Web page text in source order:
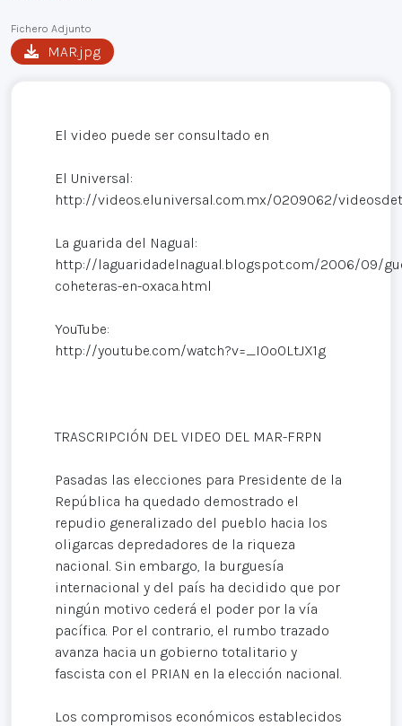
Fichero Adjunto
MAR.jpg
El video puede ser consultado en
El Universal:
http://videos.eluniversal.com.mx/0209062/
La guarida del Nagual:
http://laguaridadelnagual.blogspot.com/2006/09/
coheteras-en-oxaca.html
YouTube:
http://youtube.com/watch?v=_IOo0LtJX1g
TRASCRIPCIÓN DEL VIDEO DEL MAR-FRPN
Pasadas las elecciones para Presidente de la
República ha quedado demostrado el
repudio generalizado del pueblo hacia los
oligarcas depredadores de la riqueza
nacional. Sin embargo, la burguesía
internacional y del país ha decidido que por
ningún motivo cederá el poder por la vía
pacífica. Por el contrario, el rumbo trazado
avanza hacia un gobierno totalitario y
fascista con el PRIAN en la elección nacional.
Los compromisos económicos establecidos